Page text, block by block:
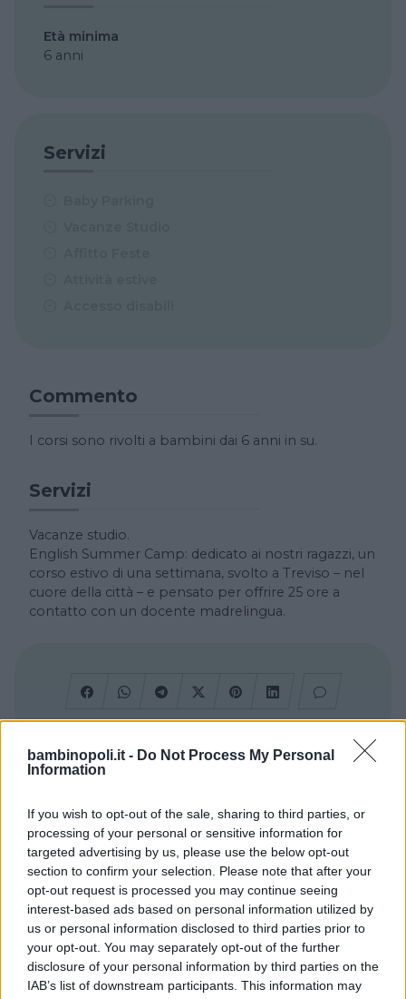
bambinopoli.it - Do Not Process My Personal
Information
If you wish to opt-out of the sale, sharing to third parties, or
processing of your personal or sensitive information for
targeted advertising by us, please use the below opt-out
section to confirm your selection. Please note that after your
opt-out request is processed you may continue seeing
interest-based ads based on personal information utilized by
us or personal information disclosed to third parties prior to
your opt-out. You may separately opt-out of the further
disclosure of your personal information by third parties on the
IAB’s list of downstream participants. This information may
Età minima
6 anni
Servizi
Commento
I corsi sono rivolti a bambini dai 6 anni in su.
Servizi
Vacanze studio.
English Summer Camp: dedicato ai nostri ragazzi, un
corso estivo di una settimana, svolto a Treviso – nel
cuore della città – e pensato per offrire 25 ore a
contatto con un docente madrelingua.
Cerca altre strutture
Alberghi
Valigie per il Parto